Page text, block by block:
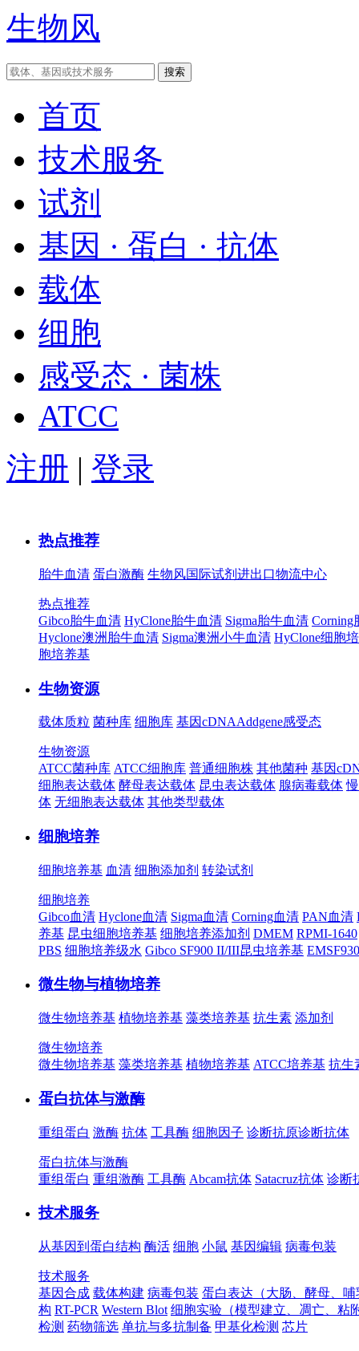
生物风
首页
技术服务
试剂
基因 · 蛋白 · 抗体
载体
细胞
感受态 · 菌株
ATCC
注册 | 登录
热点推荐
胎牛血清 蛋白激酶 生物风国际试剂进出口物流中心
热点推荐
Gibco胎牛血清 HyClone胎牛血清 Sigma胎牛血清 Corning
Hyclone澳洲胎牛血清 Sigma澳洲小牛血清 HyClone细胞
胞培养基
生物资源
载体质粒 菌种库 细胞库 基因cDNAAddgene感受态
生物资源
ATCC菌种库 ATCC细胞库 普通细胞株 其他菌种 基因
细胞表达载体 酵母表达载体 昆虫表达载体 腺病毒载体
体 无细胞表达载体 其他类型载体
细胞培养
细胞培养基 血清 细胞添加剂 转染试剂
细胞培养
Gibco血清 Hyclone血清 Sigma血清 Corning血清 PAN血清
养基 昆虫细胞培养基 细胞培养添加剂 DMEM RPMI-1640
PBS 细胞培养级水 Gibco SF900 II/III昆虫培养基
微生物与植物培养
微生物培养基 植物培养基 藻类培养基 抗生素 添加剂
微生物培养
微生物培养基 藻类培养基 植物培养基 ATCC培养基 抗生
蛋白抗体与激酶
重组蛋白 激酶 抗体 工具酶 细胞因子 诊断抗原诊断抗体
蛋白抗体与激酶
重组蛋白 重组激酶 工具酶 Abcam抗体 Satacruz抗体 诊断
技术服务
从基因到蛋白结构 酶活 细胞 小鼠 基因编辑 病毒包装
技术服务
基因合成 载体构建 病毒包装 蛋白表达（大肠、酵母、
构 RT-PCR Western Blot 细胞实验（模型建立、凋亡、粘
检测 药物筛选 单抗与多抗制备 甲基化检测 芯片